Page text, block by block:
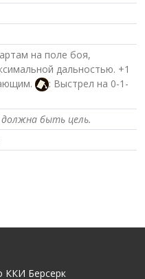
на поле боя,
дальностью. +1
: Выстрел на 0-1-
быть цель.
ККИ Берсерк